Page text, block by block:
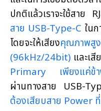
ปกติแล้วเราจะใช้สาย
สาย USB-Type-C ใน
โดยจะให้เสียงคุณภาพ
(96kHz/24bit) และเ
Primary เพียงแค่ข้า
ผ่านทางสาย USB-
ต้องเสียบสาย Power